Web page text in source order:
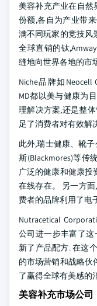
美容补充产业在自然
份额,各自为产业带
满不同玩家的竞技风
全球直销的钛
缝地向世界各地的市
Niche品牌如Neocell
MD都以美与健康为
理解决方案,还是整
足了消费者对有效解
此外,瑞士健康、靴子
斯(Blackmores)等传
广泛的健康和健康投
在线存在。 另一方
费者的品牌利用了电
Nutracetical
公司进一步丰富了
新了产品配方. 在这
的市场营销和战略伙
了赢得全球有美感的
美容补充市场公司